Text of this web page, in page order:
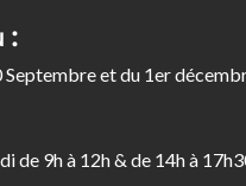
:
Septembre et du 1er
de 9h à 12h & de 14h à